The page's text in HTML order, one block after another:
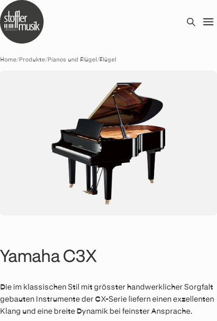
Home/Produkte/Pianos und Flügel/Flügel
Yamaha C3X
Die im klassischen Stil mit grösster handwerklicher Sorgfalt
gebauten Instrumente der CX-Serie liefern einen exzellenten
Klang und eine breite Dynamik bei feinster Ansprache.